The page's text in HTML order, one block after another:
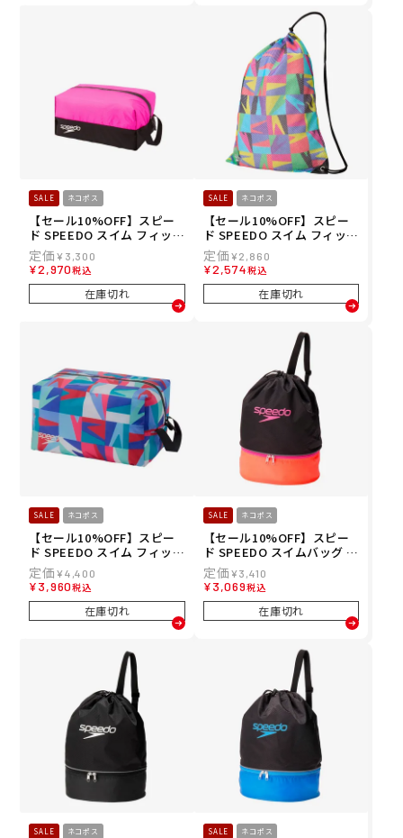
SALE ネコポス
【セール10%OFF】スピー
ド SPEEDO スイム フィット
ネス 競泳 鞄 バッグ ポーチ
ウォーター プルーフ エム W
ATER PROOF M SE22511-P
¥ 3,300
¥2,970税込
在庫切れ
SALE ネコポス
【セール10%OFF】スピー
ド SPEEDO スイム フィット
ネス 競泳 鞄 バッグ ポーチ
ノベルティーメッシュバッ
グ エム SE22608-MT
¥2,860
¥2,574税込
在庫切れ
SALE ネコポス
【セール10%OFF】スピー
ド SPEEDO スイム フィット
ネス 競泳 鞄 バッグ ポーチ
ノベルティ ウォータープル
ーフ エル SE22607-RE
¥4,400
¥3,960税込
在庫切れ
SALE ネコポス
【セール10%OFF】スピー
ド SPEEDO スイムバッグ S
E22603-OP
¥3,410
¥3,069税込
在庫切れ
SALE ネコポス SALE ネコポス